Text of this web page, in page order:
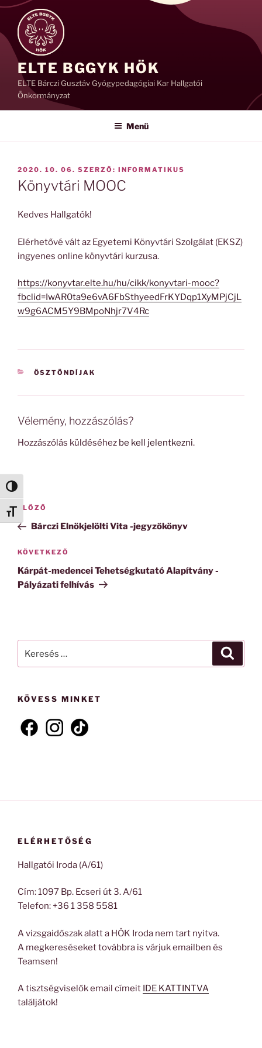
Nagy kontraszt váltása
Betűméret váltása
Tartalomhoz
ELTE BGGYK HÖK
ELTE Bárczi Gusztáv Gyógypedagógiai Kar Hallgatói
Önkormányzat
Menü
BEKÜLDVE:
2020. 10. 06. SZERZŐ: INFORMATIKUS
Könyvtári MOOC
Kedves Hallgatók!
Elérhetővé vált az Egyetemi Könyvtári Szolgálat (EKSZ)
ingyenes online könyvtári kurzusa.
https://konyvtar.elte.hu/hu/cikk/konyvtari-mooc?
fbclid=IwAR0ta9e6vA6FbSthyeedFrKYDqp1XyMPjCjL
w9g6ACM5Y9BMpoNhjr7V4Rc
KATEGÓRIÁK
ÖSZTÖNDÍJAK
Vélemény, hozzászólás?
Hozzászólás küldéséhez be kell jelentkezni.
Bejegyzés
Korábbi
bejegyzés
ELŐZŐ
Bárczi Elnökjelölti Vita -jegyzőkönyv
Következő
bejegyzés
KÖVETKEZŐ
Kárpát-medencei Tehetségkutató Alapítvány -
Pályázati felhívás
KÖVESS MINKET
ELÉRHETŐSÉG
Hallgatói Iroda (A/61)
Cím: 1097 Bp. Ecseri út 3. A/61
Telefon: +36 1 358 5581
A vizsgaidőszak alatt a HÖK Iroda nem tart nyitva.
A megkereséseket továbbra is várjuk emailben és
Teamsen!
A tisztségviselők email címeit IDE KATTINTVA
találjátok!